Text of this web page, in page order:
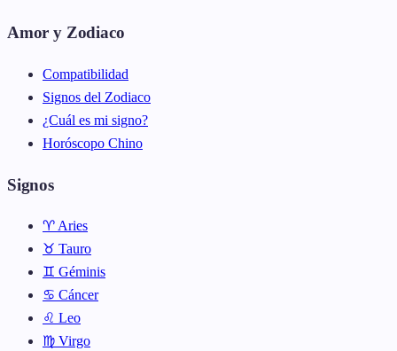
Amor y Zodiaco
Compatibilidad
Signos del Zodiaco
¿Cuál es mi signo?
Horóscopo Chino
Signos
♈ Aries
♉ Tauro
♊ Géminis
♋ Cáncer
♌ Leo
♍ Virgo